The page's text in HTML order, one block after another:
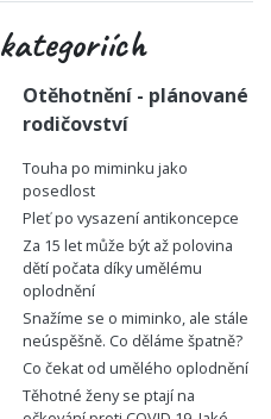
Otěhotnění - plánované
rodičovství
Touha po miminku jako
posedlost
Pleť po vysazení antikoncepce
Za 15 let může být až polovina
dětí počata díky umělému
oplodnění
Snažíme se o miminko, ale stále
neúspěšně. Co děláme špatně?
Co čekat od umělého oplodnění
Těhotné ženy se ptají na